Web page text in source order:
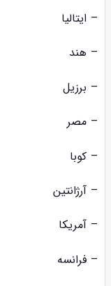
– ایتالیا
– هند
– برزیل
– مصر
– کوبا
– آرژانتین
– آمریکا
– فرانسه